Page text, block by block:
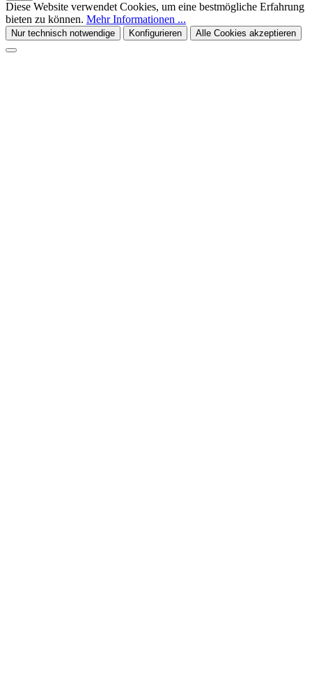
Diese Website verwendet Cookies, um eine bestmögliche Erfahrung
bieten zu können. Mehr Informationen ...
Nur technisch notwendige Konfigurieren Alle Cookies akzeptieren